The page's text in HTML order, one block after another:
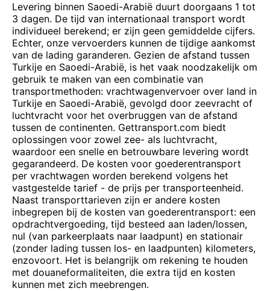
Levering binnen Saoedi-Arabië duurt doorgaans 1 tot
3 dagen. De tijd van internationaal transport wordt
individueel berekend; er zijn geen gemiddelde cijfers.
Echter, onze vervoerders kunnen de tijdige aankomst
van de lading garanderen. Gezien de afstand tussen
Turkije en Saoedi-Arabië, is het vaak noodzakelijk om
gebruik te maken van een combinatie van
transportmethoden: vrachtwagenvervoer over land in
Turkije en Saoedi-Arabië, gevolgd door zeevracht of
luchtvracht voor het overbruggen van de afstand
tussen de continenten. Gettransport.com biedt
oplossingen voor zowel zee- als luchtvracht,
waardoor een snelle en betrouwbare levering wordt
gegarandeerd. De kosten voor goederentransport
per vrachtwagen worden berekend volgens het
vastgestelde tarief - de prijs per transporteenheid.
Naast transporttarieven zijn er andere kosten
inbegrepen bij de kosten van goederentransport: een
opdrachtvergoeding, tijd besteed aan laden/lossen,
nul (van parkeerplaats naar laadpunt) en stationair
(zonder lading tussen los- en laadpunten) kilometers,
enzovoort. Het is belangrijk om rekening te houden
met douaneformaliteiten, die extra tijd en kosten
kunnen met zich meebrengen.